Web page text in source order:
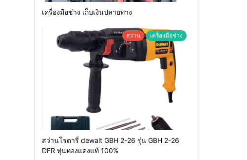
เครื่องมือช่าง เก็บเงินปลายทาง
สว่าน เครื่องมือช่าง
สว่านโรตารี่ dewalt GBH 2-26 รุ่น GBH 2-26
DFR ทุ่นทองแดงแท้ 100%